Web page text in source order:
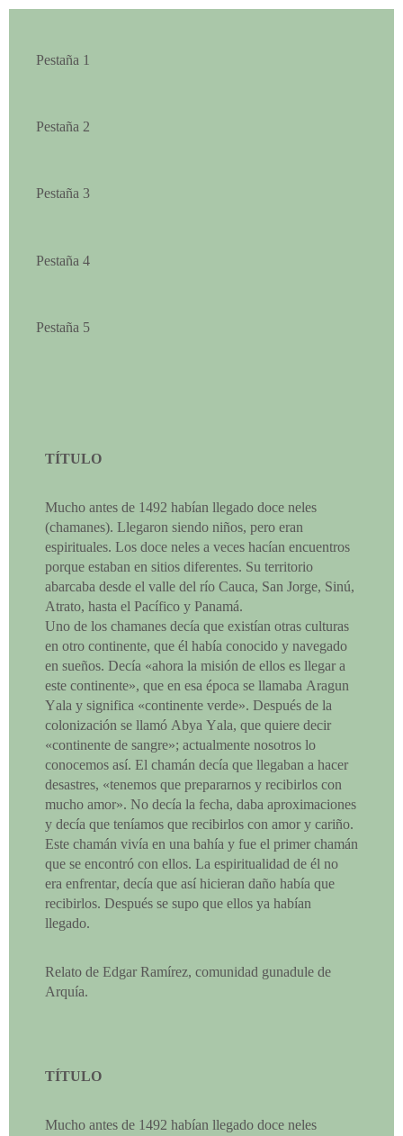
Pestaña 1
Pestaña 2
Pestaña 3
Pestaña 4
Pestaña 5
TÍTULO
Mucho antes de 1492 habían llegado doce neles
(chamanes). Llegaron siendo niños, pero eran
espirituales. Los doce neles a veces hacían encuentros
porque estaban en sitios diferentes. Su territorio
abarcaba desde el valle del río Cauca, San Jorge, Sinú,
Atrato, hasta el Pacífico y Panamá.
Uno de los chamanes decía que existían otras culturas
en otro continente, que él había conocido y navegado
en sueños. Decía «ahora la misión de ellos es llegar a
este continente», que en esa época se llamaba Aragun
Yala y significa «continente verde». Después de la
colonización se llamó Abya Yala, que quiere decir
«continente de sangre»; actualmente nosotros lo
conocemos así. El chamán decía que llegaban a hacer
desastres, «tenemos que prepararnos y recibirlos con
mucho amor». No decía la fecha, daba aproximaciones
y decía que teníamos que recibirlos con amor y cariño.
Este chamán vivía en una bahía y fue el primer chamán
que se encontró con ellos. La espiritualidad de él no
era enfrentar, decía que así hicieran daño había que
recibirlos. Después se supo que ellos ya habían
llegado.
Relato de Edgar Ramírez, comunidad gunadule de
Arquía.
TÍTULO
Mucho antes de 1492 habían llegado doce neles